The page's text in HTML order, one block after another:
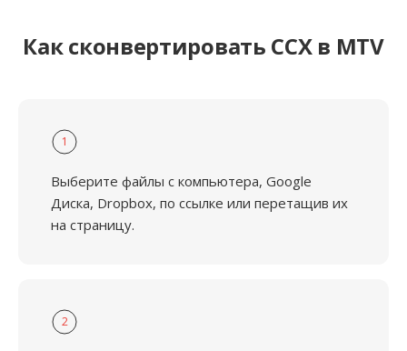
Как сконвертировать CCX в MTV
1
Выберите файлы с компьютера, Google
Диска, Dropbox, по ссылке или перетащив их
на страницу.
2